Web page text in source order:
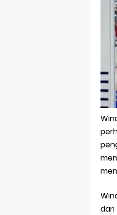
dari